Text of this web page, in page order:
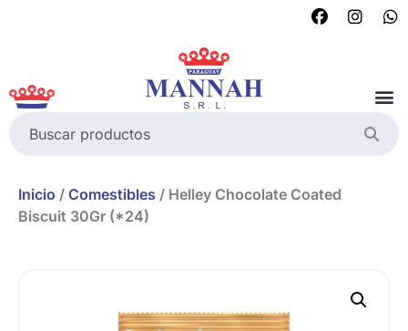
Inicio / Comestibles / Helley Chocolate Coated
Biscuit 30Gr (*24)